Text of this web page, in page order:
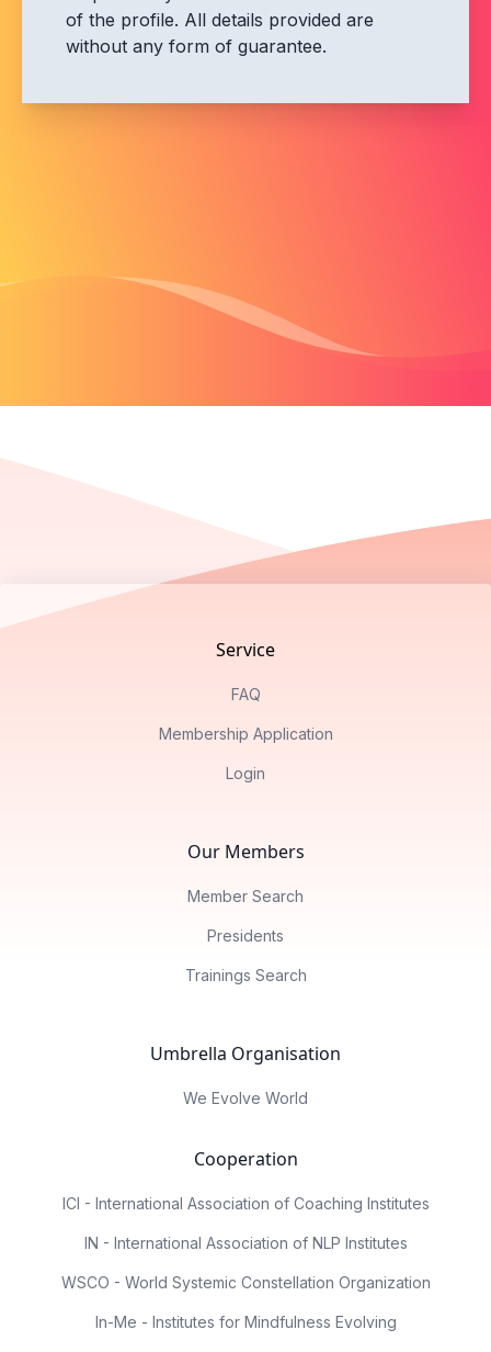
of the profile. All details provided are
without any form of guarantee.
Service
FAQ
Membership Application
Login
Our Members
Member Search
Presidents
Trainings Search
Umbrella Organisation
We Evolve World
Cooperation
ICI - International Association of Coaching Institutes
IN - International Association of NLP Institutes
WSCO - World Systemic Constellation Organization
In-Me - Institutes for Mindfulness Evolving